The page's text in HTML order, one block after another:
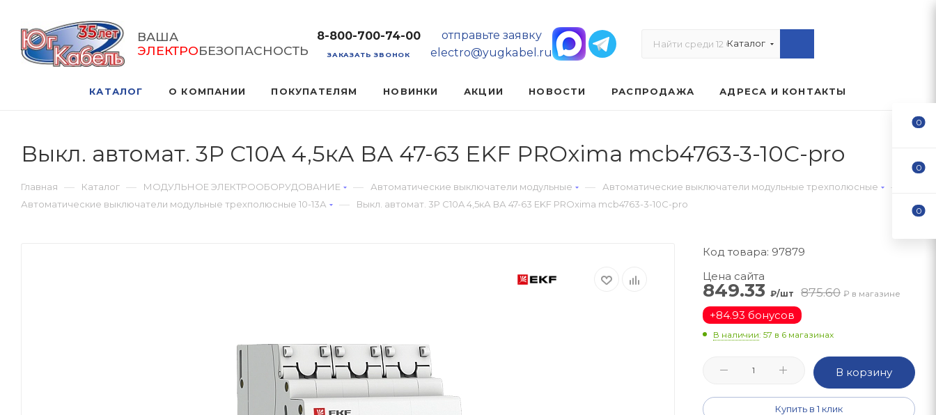
ВАША
ЭЛЕКТРОБЕЗОПАСНОСТЬ
8-800-700-74-00
ЗАКАЗАТЬ ЗВОНОК
отправьте заявку
electro@yugkabel.ru
Каталог
КАТАЛОГ О КОМПАНИИ ПОКУПАТЕЛЯМ НОВИНКИ АКЦИИ НОВОСТИ РАСПРОДАЖА АДРЕСА И КОНТАКТЫ
Выкл. автомат. 3Р С10A 4,5кА ВА 47-63 EKF PROxima mcb4763-3-10C-pro
Главная — Каталог — МОДУЛЬНОЕ ЭЛЕКТРООБОРУДОВАНИЕ — Автоматические выключатели модульные — Автоматические выключатели модульные трехполюсные —
Автоматические выключатели модульные трехполюсные 10-13А — Выкл. автомат. 3Р С10A 4,5кА ВА 47-63 EKF PROxima mcb4763-3-10C-pro
Код товара: 97879
Цена сайта
849.33 ₽/шт 875.60 ₽ в магазине
+84.93 бонусов
В наличии: 57 в 6 магазинах
В корзину
Купить в 1 клик
0
0
0